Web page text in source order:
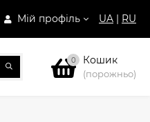
Мій профіль UA | RU
0 Кошик
(порожньо)